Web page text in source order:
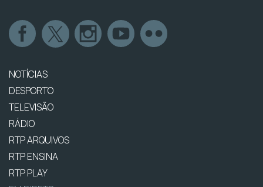
NOTÍCIAS
DESPORTO
TELEVISÃO
RÁDIO
RTP ARQUIVOS
RTP ENSINA
RTP PLAY